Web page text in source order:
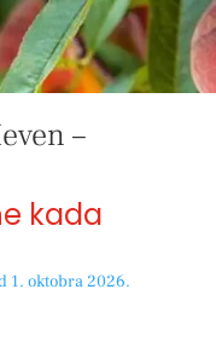
–
kada
1. oktobra 2026.